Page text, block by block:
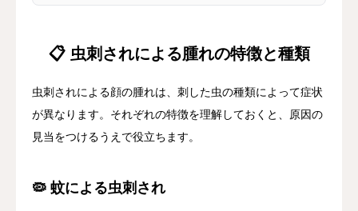
📋 虫刺されによる腫れの特徴と種類
虫刺されによる顔の腫れは、刺した虫の種類によって症状
が異なります。それぞれの特徴を理解しておくと、原因の
見当をつけるうえで役立ちます。
🦠 蚊による虫刺され